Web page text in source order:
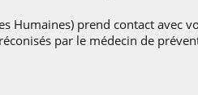
Humaines) prend contact
par le médecin de